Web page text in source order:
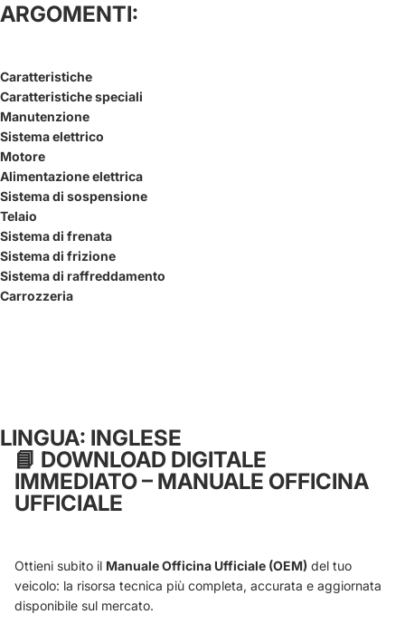
ARGOMENTI:
Caratteristiche
Caratteristiche speciali
Manutenzione
Sistema elettrico
Motore
Alimentazione elettrica
Sistema di sospensione
Telaio
Sistema di frenata
Sistema di frizione
Sistema di raffreddamento
Carrozzeria
LINGUA: INGLESE
📘 DOWNLOAD DIGITALE
IMMEDIATO – MANUALE OFFICINA
UFFICIALE
Ottieni subito il Manuale Officina Ufficiale (OEM) del tuo
veicolo: la risorsa tecnica più completa, accurata e aggiornata
disponibile sul mercato.